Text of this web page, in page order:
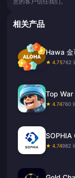
相关产品
Hawa 金
★ 4.75762
Top War
★ 4.74760
SOPHIA
★ 4.74982